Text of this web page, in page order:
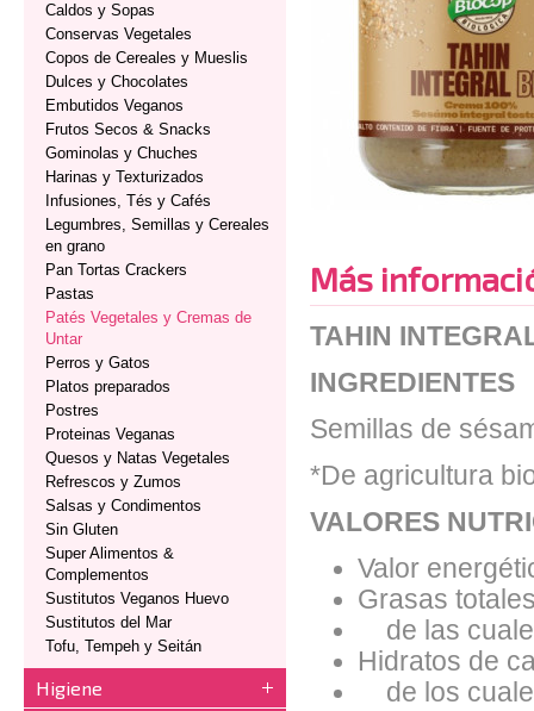
Caldos y Sopas
Conservas Vegetales
Copos de Cereales y Mueslis
Dulces y Chocolates
Embutidos Veganos
Frutos Secos & Snacks
Gominolas y Chuches
Harinas y Texturizados
Infusiones, Tés y Cafés
Legumbres, Semillas y Cereales
en grano
Pan Tortas Crackers
Pastas
Patés Vegetales y Cremas de
Untar
Perros y Gatos
Platos preparados
Postres
Proteinas Veganas
Quesos y Natas Vegetales
Refrescos y Zumos
Salsas y Condimentos
Sin Gluten
Super Alimentos &
Complementos
Sustitutos Veganos Huevo
Sustitutos del Mar
Tofu, Tempeh y Seitán
Higiene
Más
TAHIN
INGREDIENTES
Semillas de
*De agricultura
VALORES
Valor
Grasas
de las
Hidratos de
de los